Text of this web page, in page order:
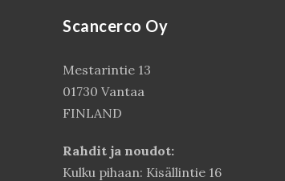
Scancerco Oy
Mestarintie 13
01730 Vantaa
FINLAND
Rahdit ja noudot:
Kulku pihaan: Kisällintie 16